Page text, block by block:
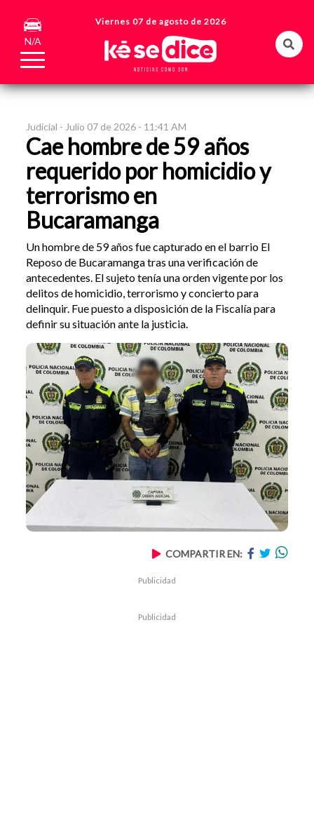
N/A
Viernes 07 de agosto de 2026
Judicial - Julio 07 de 2026 - 11:41 AM
Cae hombre de 59 años
requerido por homicidio y
terrorismo en
Bucaramanga
Un hombre de 59 años fue capturado en el barrio El
Reposo de Bucaramanga tras una verificación de
antecedentes. El sujeto tenía una orden vigente por los
delitos de homicidio, terrorismo y concierto para
delinquir. Fue puesto a disposición de la Fiscalía para
definir su situación ante la justicia.
COMPARTIR EN:
Publicidad
Publicidad